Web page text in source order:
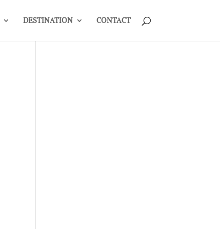
DESTINATION CONTACT